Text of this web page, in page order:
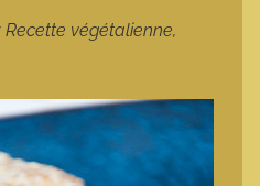
végétalienne,